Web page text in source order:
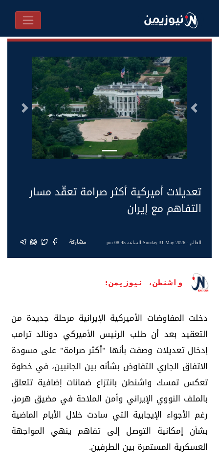
السابق التالى
تعديلات أميركية أكثر صرامة تعقّد مسار
التفاهم مع إيران
العالم - Sunday 31 May 2026 الساعة 08:45 pm مشاركة
واشنطن، نيوزيمن:
دخلت المفاوضات الأميركية الإيرانية مرحلة جديدة من
التعقيد بعد أن طلب الرئيس الأميركي دونالد ترامب
إدخال تعديلات وصفت بأنها "أكثر صرامة" على مسودة
الاتفاق الجاري التفاوض بشأنه بين الجانبين، في خطوة
تعكس تمسك واشنطن بانتزاع ضمانات إضافية تتعلق
بالملف النووي الإيراني وأمن الملاحة في مضيق هرمز،
رغم الأجواء الإيجابية التي سادت خلال الأيام الماضية
بشأن إمكانية التوصل إلى تفاهم ينهي المواجهة
العسكرية المستمرة بين الطرفين.